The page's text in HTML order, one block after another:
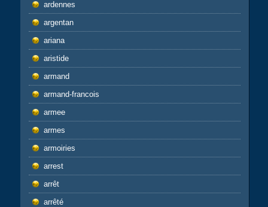
ardennes
argentan
ariana
aristide
armand
armand-francois
armee
armes
armoiries
arrest
arrêt
arrêté